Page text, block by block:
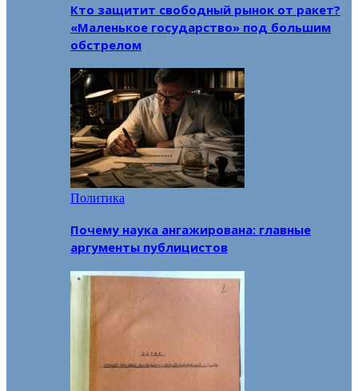
Кто защитит свободный рынок от ракет?
«Маленькое государство» под большим
обстрелом
Политика
Почему наука ангажирована: главные
аргументы публицистов